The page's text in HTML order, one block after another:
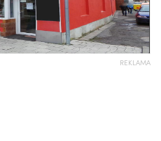
REKLAMA